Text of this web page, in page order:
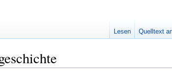
Lesen Quelltext